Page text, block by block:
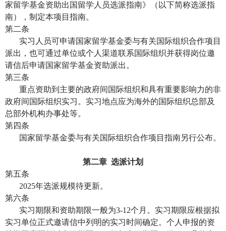
家留学基金资助出国留学人员选派指南》（以下简称选派指
南），制定本项目指南。
第二条
实习人员可申请国家留学基金委与有关国际组织合作项目
派出，也可通过单位或个人渠道联系国际组织并获得岗位邀
请信后申请国家留学基金资助派出。
第三条
重点资助到主要的政府间国际组织和具有重要影响力的非
政府间国际组织实习。实习地点应为海外的国际组织总部及
总部外机构办事处等。
第四条
国家留学基金委与有关国际组织合作项目指南另行公布。
第二章 选派计划
第五条
2025年选派规模待更新。
第六条
实习期限和资助期限一般为3-12个月。实习期限应根据拟
实习单位正式邀请信中列明的实习时间确定。个人申报的资